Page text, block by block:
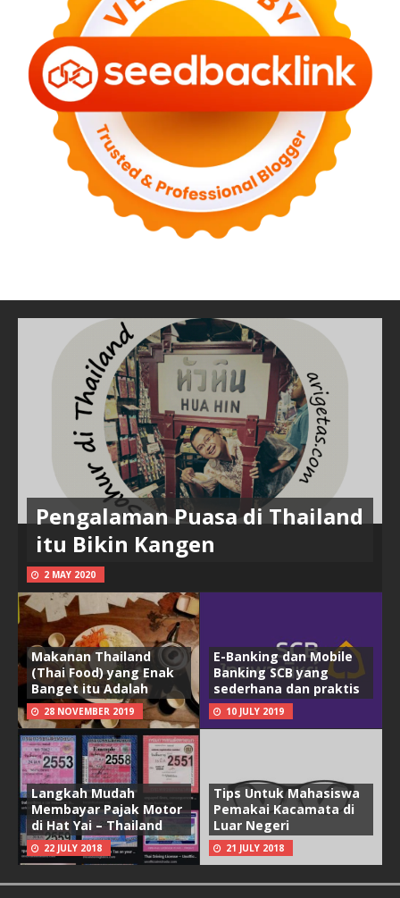
Pengalaman Puasa di Thailand
itu Bikin Kangen
2 MAY 2020
Makanan Thailand
(Thai Food) yang Enak
Banget itu Adalah
28 NOVEMBER 2019
E-Banking dan Mobile
Banking SCB yang
sederhana dan praktis
10 JULY 2019
Langkah Mudah
Membayar Pajak Motor
di Hat Yai – Thailand
22 JULY 2018
Tips Untuk Mahasiswa
Pemakai Kacamata di
Luar Negeri
21 JULY 2018